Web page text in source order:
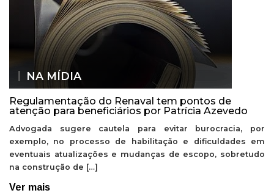
NA MÍDIA
Regulamentação do Renaval tem pontos de
atenção para beneficiários por Patrícia Azevedo
Advogada sugere cautela para evitar burocracia, por
exemplo, no processo de habilitação e dificuldades em
eventuais atualizações e mudanças de escopo, sobretudo
na construção de […]
Ver mais